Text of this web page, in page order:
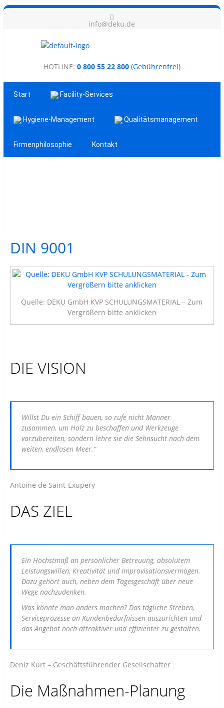
info@deku.de
HOTLINE: 0 800 55 22 800 (Gebührenfrei)
Start Facility-Services
Hygiene-Management Qualitätsmanagement
Firmenphilosophie Kontakt
DIN 9001
Quelle: DEKU GmbH KVP SCHULUNGSMATERIAL – Zum
Vergrößern bitte anklicken
DIE VISION
Willst Du ein Schiff bauen, so rufe nicht Männer
zusammen, um Holz zu beschaffen und Werkzeuge
vorzubereiten, sondern lehre sie die Sehnsucht nach dem
weiten, endlosen Meer.“
Antoine de Saint-Exupery
DAS ZIEL
Ein Höchstmaß an persönlicher Betreuung, absolutem
Leistungswillen, Kreativität und Improvisationsvermögen.
Dazu gehört auch, neben dem Tagesgeschäft über neue
Wege nachzudenken.
Was könnte man anders machen? Das tägliche Streben,
Serviceprozesse an Kundenbedürfnissen auszurichten und
das Angebot noch attraktiver und effizienter zu gestalten.
Deniz Kurt – Geschäftsführender Gesellschafter
Die Maßnahmen-Planung